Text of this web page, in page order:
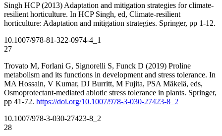
Singh HCP (2013) Adaptation and mitigation strategies for climate-
resilient horticulture. In HCP Singh, ed, Climate-resilient
horticulture: Adaptation and mitigation strategies. Springer, pp 1-12.
10.1007/978-81-322-0974-4_1
27
Trovato M, Forlani G, Signorelli S, Funck D (2019) Proline
metabolism and its functions in development and stress tolerance. In
MA Hossain, V Kumar, DJ Burritt, M Fujita, PSA Mäkelä, eds,
Osmoprotectant-mediated abiotic stress tolerance in plants. Springer,
pp 41-72. https://doi.org/10.1007/978-3-030-27423-8_2
10.1007/978-3-030-27423-8_2
28